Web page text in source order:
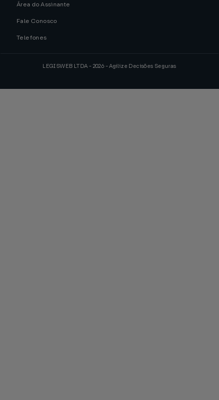
Área do Assinante
Fale Conosco
Telefones
LEGISWEB LTDA - 2026 - Agilize Decisões Seguras